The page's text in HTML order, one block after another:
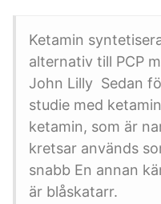
Ketamin
alternativ till PCP
John Lilly Sedan
studie med
ketamin, som är
kretsar används
snabb En annan
är blåskatarr.